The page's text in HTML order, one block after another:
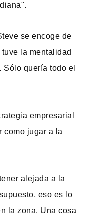
se encoge de
la mentalidad
quería todo el
empresarial
como jugar a la
alejada a la
eso es lo
la zona. Una cosa